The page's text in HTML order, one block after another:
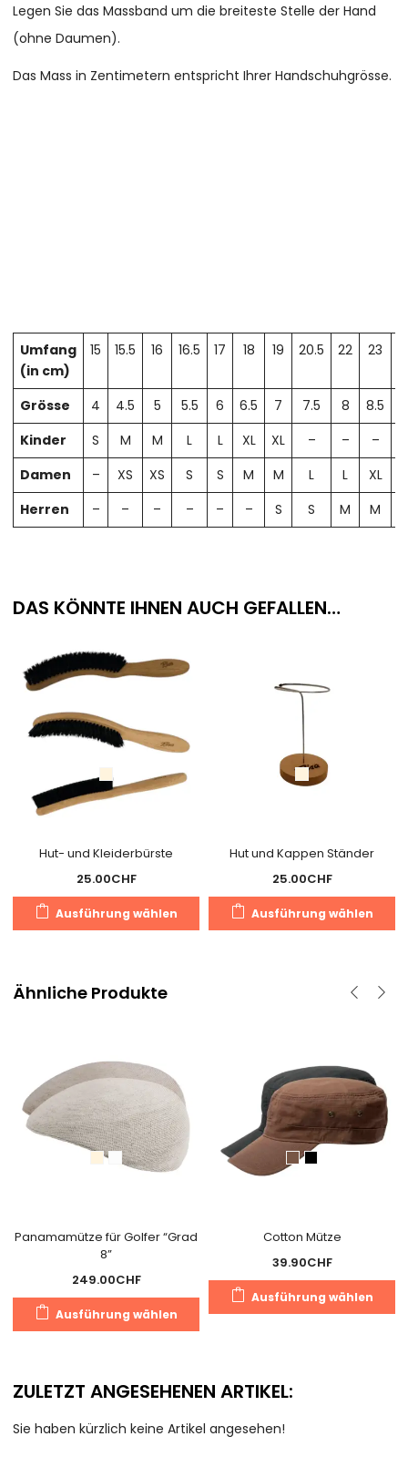
Legen Sie das Massband um die breiteste Stelle der Hand
(ohne Daumen).
Das Mass in Zentimetern entspricht Ihrer Handschuhgrösse.
Umfang
(in cm)
15 15.5 16 16.5 17 18 19 20.5 22 23
Grösse 4 4.5 5 5.5 6 6.5 7 7.5 8 8.5
Kinder
S M M L L XL XL – – –
Damen
– XS XS S S M M L L XL
Herren
– – – – – – S S M M
DAS KÖNNTE IHNEN AUCH GEFALLEN…
Hut- und Kleiderbürste
25.00CHF
Ausführung wählen
Dieses
Produkt
Produktseite
gewählt
werden
Hut und Kappen Ständer
25.00CHF
Ausführung wählen
Ähnliche Produkte
Panamamütze für Golfer “Grad
8”
249.00CHF
Ausführung wählen
Dieses
Produkt
Varianten
Die
Cotton Mütze
39.90CHF
Ausführung wählen
ZULETZT ANGESEHENEN ARTIKEL:
Sie haben kürzlich keine Artikel angesehen!